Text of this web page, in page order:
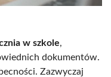
w szkole,
dokumentów.
Zazwyczaj